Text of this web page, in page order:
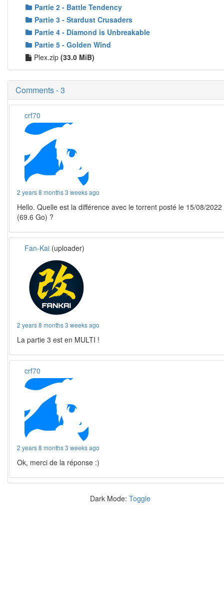
Partie 2 - Battle Tendency
Partie 3 - Stardust Crusaders
Partie 4 - Diamond is Unbreakable
Partie 5 - Golden Wind
Plex.zip (33.0 MiB)
Comments - 3
crf70
2 years 8 months 3 weeks ago
Hello. Quelle est la différence avec le torrent posté le 15/08/2022
(69.6 Go) ?
Fan-Kai (uploader)
2 years 8 months 3 weeks ago
La partie 3 est en MULTI !
crf70
2 years 8 months 3 weeks ago
Ok, merci de la réponse :)
Dark Mode: Toggle